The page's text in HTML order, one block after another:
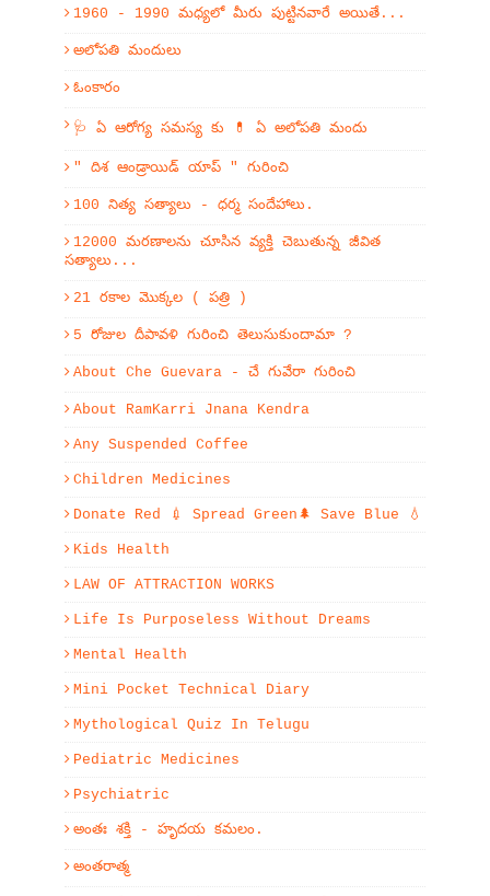
1960 - 1990 మధ్యలో మీరు పుట్టినవారే అయితే...
అలోపతి మందులు
ఓంకారం
🩺 ఏ ఆరోగ్య సమస్య కు 💊 ఏ అలోపతి మందు
" దిశ ఆండ్రాయిడ్ యాప్ " గురించి
100 నిత్య సత్యాలు - ధర్మ సందేహాలు.
12000 మరణాలను చూసిన వ్యక్తి చెబుతున్న జీవిత
సత్యాలు...
21 రకాల మొక్కల ( పత్రి )
5 రోజుల దీపావళి గురించి తెలుసుకుందామా ?
About Che Guevara - చే గువేరా గురించి
About RamKarri Jnana Kendra
Any Suspended Coffee
Children Medicines
Donate Red 💉 Spread Green🌲 Save Blue 💧
Kids Health
LAW OF ATTRACTION WORKS
Life Is Purposeless Without Dreams
Mental Health
Mini Pocket Technical Diary
Mythological Quiz In Telugu
Pediatric Medicines
Psychiatric
అంతః శక్తి - హృదయ కమలం.
అంతరాత్మ